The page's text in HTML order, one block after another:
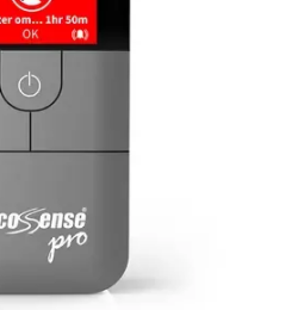
sikrer brugervenlighed
nu 1.489 kr. Den laveste pris,
prisen har bevæget sig
1.489 kr hos